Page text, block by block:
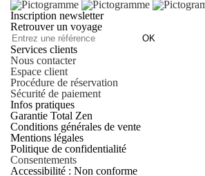
Inscription newsletter
Retrouver un voyage
OK
Services clients
Nous contacter
Espace client
Procédure de réservation
Sécurité de paiement
Infos pratiques
Garantie Total Zen
Conditions générales de vente
Mentions légales
Politique de confidentialité
Consentements
Accessibilité : Non conforme